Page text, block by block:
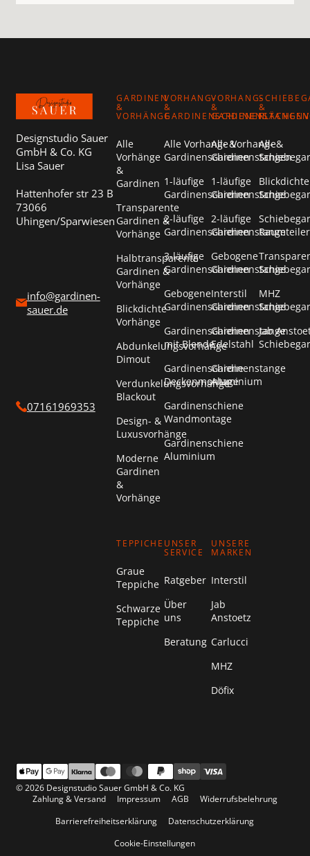
Designstudio Sauer
GmbH & Co. KG
Lisa Sauer
Hattenhofer str 23 B
73066
Uhingen/Sparwiesen
info@gardinen-
sauer.de
07161969353
GARDINEN
&
VORHÄNGE
Alle
Vorhänge
&
Gardinen
Transparente
Gardinen &
Vorhänge
Halbtransparente
Gardinen &
Vorhänge
Blickdichte
Vorhänge
Abdunkelungsvorhänge
Dimout
Verdunkelungsvorhänge
Blackout
Design- &
Luxusvorhänge
Moderne
Gardinen
&
Vorhänge
VORHANG-
&
GARDINENSCHIENEN
Alle Vorhang- &
Gardinenschienen
1-läufige
Gardinenschienen
2-läufige
Gardinenschienen
3-läufige
Gardinenschienen
Gebogene
Gardinenschienen
Gardinenschienen
mit Blende
Gardinenschiene
Deckenmontage
Gardinenschiene
Wandmontage
Gardinenschiene
Aluminium
VORHANG-
&
GARDINENSTANGEN
Alle Vorhang- &
Gardinenstangen
1-läufige
Gardinenstange
2-läufige
Gardinenstange
Gebogene
Gardinenstange
Interstil
Gardinenstange
Gardinenstange
Edelstahl
Gardinenstange
Aluminium
&
Alle
Blickdichte
Raumteiler
MHZ
Jab
TEPPICHE
Graue
Teppiche
Schwarze
Teppiche
UNSER
SERVICE
Ratgeber
Über
uns
Beratung
UNSERE
MARKEN
Interstil
Jab
Anstoetz
Carlucci
MHZ
Döfix
© 2026 Designstudio Sauer GmbH & Co. KG
Zahlung & Versand
Impressum AGB
Widerrufsbelehrung
Barrierefreiheitserklärung
Datenschutzerklärung
Cookie-Einstellungen